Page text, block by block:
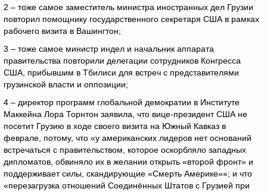
2 – тоже самое заместитель министра иностранных дел Грузии
повторил помощнику государственного секретаря США в рамках
рабочего визита в Вашингтон;
3 – тоже самое министр индел и начальник аппарата
правительства повторили делегации сотрудников Конгресса
США, прибывшим в Тбилиси для встреч с представителями
грузинской власти и оппозиции;
4 – директор программ глобальной демократии в Институте
Маккейна Лора Торнтон заявила, что вице-президент США не
посетит Грузию в ходе своего визита на Южный Кавказ в
феврале, потому, что «у американских лидеров нет оснований
встречаться с правительством, которое оскорбляло западных
дипломатов, обвиняло их в желании открыть «второй фронт» и
поддерживает силы, скандирующие «Смерть Америке»»; и что
«перезагрузка отношений Соединённых Штатов с Грузией при